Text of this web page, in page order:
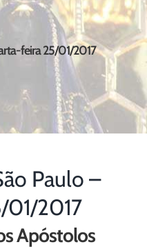
feira 25/01/2017
Paulo –
2017
Apóstolos